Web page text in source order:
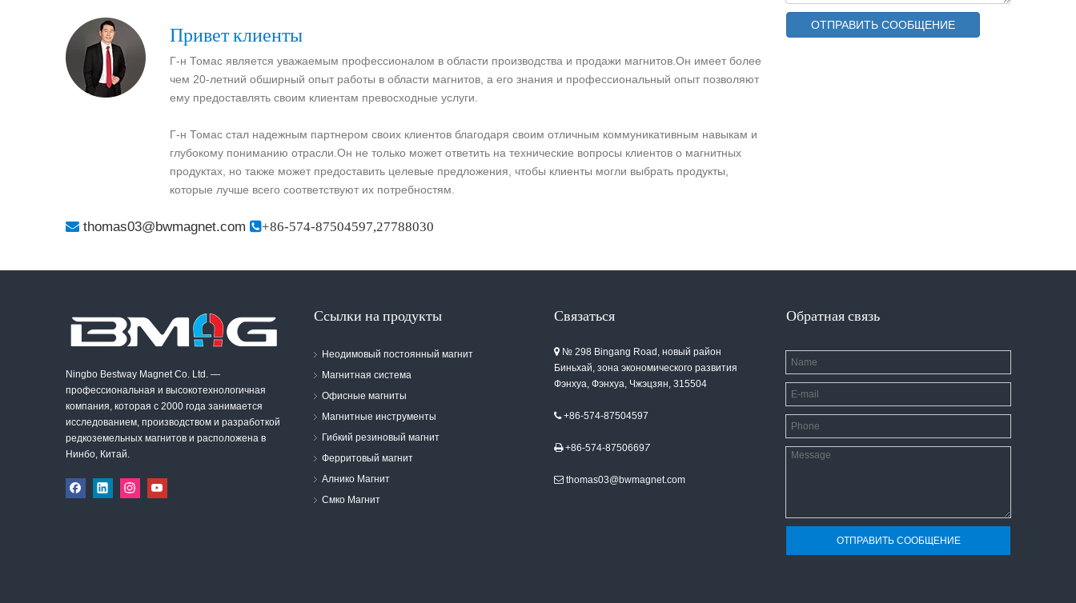
Привет клиенты
Г-н Томас является уважаемым профессионалом в области производства и продажи магнитов.Он имеет более
чем 20-летний обширный опыт работы в области магнитов, а его знания и профессиональный опыт позволяют
ему предоставлять своим клиентам превосходные услуги.
Г-н Томас стал надежным партнером своих клиентов благодаря своим отличным коммуникативным навыкам и
глубокому пониманию отрасли.Он не только может ответить на технические вопросы клиентов о магнитных
продуктах, но также может предоставить целевые предложения, чтобы клиенты могли выбрать продукты,
которые лучше всего соответствуют их потребностям.
 thomas03@bwmagnet.com +86-574-87504597 27788030
ОТПРАВИТЬ СООБЩЕНИЕ
Ningbo Bestway Magnet Co. Ltd. —
профессиональная и высокотехнологичная
компания, которая с 2000 года занимается
исследованием, производством и разработкой
редкоземельных магнитов и расположена в
Нинбо, Китай.
Ссылки на продукты
Неодимовый постоянный магнит
Магнитная система
Офисные магниты
Магнитные инструменты
Гибкий резиновый магнит
Ферритовый магнит
Алнико Магнит
Смко Магнит
Связаться
 № 298 Bingang Road, новый район
Биньхай, зона экономического развития
Фэнхуа, Фэнхуа, Чжэцзян, 315504
+86-574-87504597
+86-574-87506697
 thomas03@bwmagnet.com
Обратная связь
ОТПРАВИТЬ СООБЩЕНИЕ